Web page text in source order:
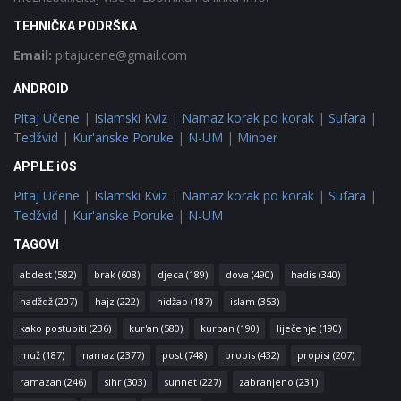
TEHNIČKA PODRŠKA
Email: pitajucene@gmail.com
ANDROID
Pitaj Učene | Islamski Kviz | Namaz korak po korak | Sufara |
Tedžvid | Kur'anske Poruke | N-UM | Minber
APPLE iOS
Pitaj Učene | Islamski Kviz | Namaz korak po korak | Sufara |
Tedžvid | Kur'anske Poruke | N-UM
TAGOVI
abdest (582) brak (608) djeca (189) dova (490) hadis (340)
hadždž (207) hajz (222) hidžab (187) islam (353)
kako postupiti (236) kur'an (580) kurban (190) liječenje (190)
muž (187) namaz (2377) post (748) propis (432) propisi (207)
ramazan (246) sihr (303) sunnet (227) zabranjeno (231)